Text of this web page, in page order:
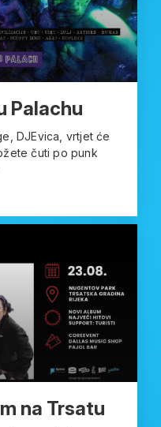
Palachu
DJEvica, vrtjet će
čuti po punk
na Trsatu